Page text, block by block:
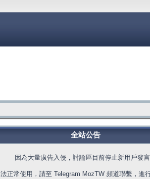
全站公告
因為大量廣告入侵，討論區目前停止新用戶發言
正常使用，請至 Telegram MozTW 頻道聯繫，進